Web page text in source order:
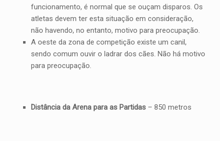
funcionamento, é normal que se ouçam disparos. Os
atletas devem ter esta situação em consideração,
não havendo, no entanto, motivo para preocupação.
A oeste da zona de competição existe um canil,
sendo comum ouvir o ladrar dos cães. Não há motivo
para preocupação.
Distância da Arena para as Partidas– 850 metros